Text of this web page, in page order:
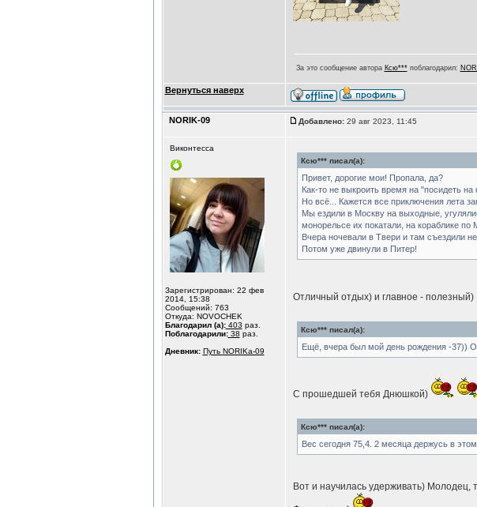
За это сообщение автора Ксю***поблагодарил:
Вернуться наверх
NORIK-09 Добавлено:29 авг 2023, 11:45
Виконтесса
Зарегистрирован: 22 фев
2014, 15:38
Сообщений: 763
Откуда: NOVOCHEK
Благодарил (а):403 раз.
Поблагодарили:38 раз.
Дневник: Путь NORIKа-09
Ксю*** писал(а):
Привет, дорогие мои! Пропала, да?
Как-то не выкроить время на "посидеть
Но всё... Кажется все приключения лета
Мы ездили в Москву на выходные,
монорельсе их покатали, на кораблике по
Вчера ночевали в Твери и там съездили
Потом уже двинули в Питер!
Отличный отдых) и главное - полезный)
Ксю*** писал(а):
Ещё, вчера был мой день рождения -37))
С прошедшей тебя Днюшкой)
Ксю*** писал(а):
Вес сегодня 75,4. 2 месяца держусь в
Вот и научилась удерживать) Молодец,